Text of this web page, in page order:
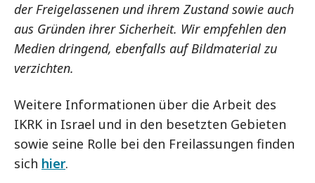
der Freigelassenen und ihrem Zustand sowie auch
aus Gründen ihrer Sicherheit. Wir empfehlen den
Medien dringend, ebenfalls auf Bildmaterial zu
verzichten.
Weitere Informationen über die Arbeit des
IKRK in Israel und in den besetzten Gebieten
sowie seine Rolle bei den Freilassungen finden
sich hier.